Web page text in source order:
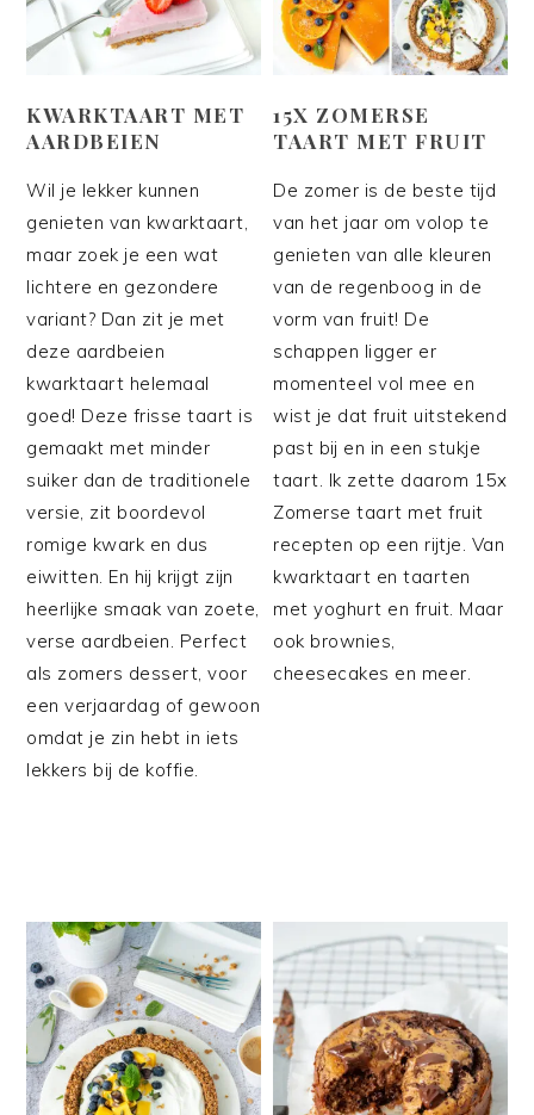
KWARKTAART MET
AARDBEIEN
Wil je lekker kunnen
genieten van kwarktaart,
maar zoek je een wat
lichtere en gezondere
variant? Dan zit je met
deze aardbeien
kwarktaart helemaal
goed! Deze frisse taart is
gemaakt met minder
suiker dan de traditionele
versie, zit boordevol
romige kwark en dus
eiwitten. En hij krijgt zijn
heerlijke smaak van zoete,
verse aardbeien. Perfect
als zomers dessert, voor
een verjaardag of gewoon
omdat je zin hebt in iets
lekkers bij de koffie.
15X ZOMERSE
TAART MET FRUIT
De zomer is de beste tijd
van het jaar om volop te
genieten van alle kleuren
van de regenboog in de
vorm van fruit! De
schappen ligger er
momenteel vol mee en
wist je dat fruit uitstekend
past bij en in een stukje
taart. Ik zette daarom 15x
Zomerse taart met fruit
recepten op een rijtje. Van
kwarktaart en taarten
met yoghurt en fruit. Maar
ook brownies,
cheesecakes en meer.